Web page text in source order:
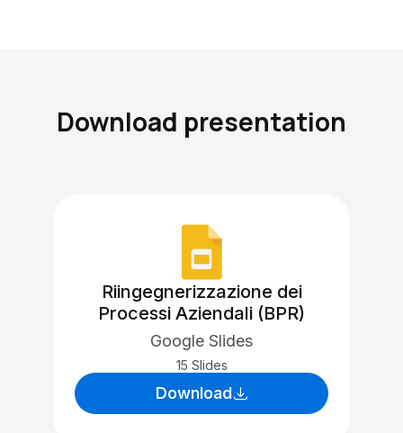
Download presentation
Riingegnerizzazione dei
Processi Aziendali (BPR)
Google Slides
15 Slides
Download